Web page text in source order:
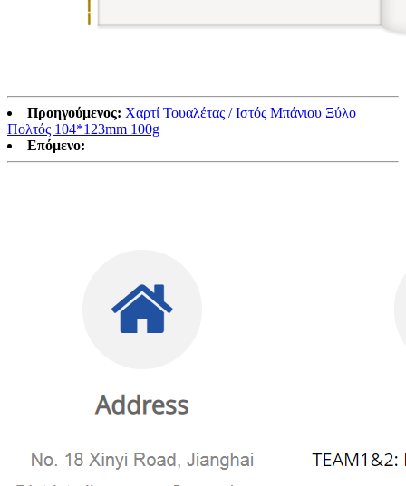
Προηγούμενος: Χαρτί Τουαλέτας / Ιστός Μπάνιου Ξύλο
Πολτός 104*123mm 100g
Επόμενο: